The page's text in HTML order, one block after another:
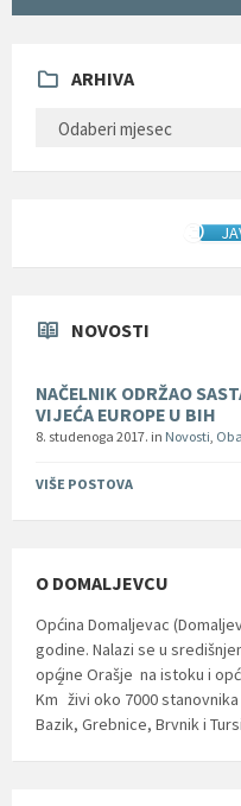
ARHIVA
NOVOSTI
NAČELNIK ODRŽAO
VIJEĆA EUROPE U BIH
8. studenoga 2017. in Novosti,
VIŠE POSTOVA
O DOMALJEVCU
Općina Domaljevac
godine. Nalazi se u
općine Orašje na istoku i
Km
2
živi oko 7000
Bazik, Grebnice, Brvnik i